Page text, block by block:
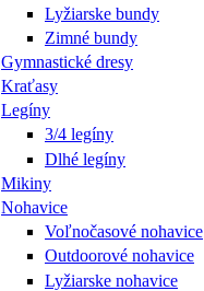
Lyžiarske bundy
Zimné bundy
Gymnastické dresy
Kraťasy
Legíny
3/4 legíny
Dlhé legíny
Mikiny
Nohavice
Voľnočasové nohavice
Outdoorové nohavice
Lyžiarske nohavice